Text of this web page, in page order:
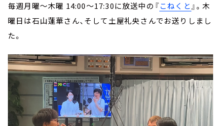
TBS Podcast
お知らせ
会社情報
毎週月曜～木曜 14:00～17:30に放送中の『こねくと 』。木
曜日は石山蓮華さん、そして土屋礼央さんでお送りしまし
た。